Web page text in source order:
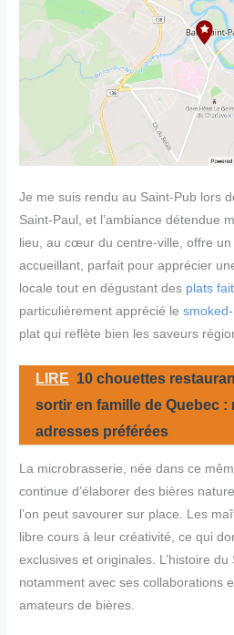
Je me suis rendu au Saint-Pub lors
Saint-Paul, et l’ambiance détendue
lieu, au cœur du centre-ville, offre
accueillant, parfait pour apprécier
locale tout en dégustant des plats
particulièrement apprécié le
plat qui reflète bien les saveurs
LIRE 10 chouettes
sortir en famille de Quebec :
adresses préférées
La microbrasserie, née dans ce
continue d’élaborer des bières
l’on peut savourer sur place. Les
libre cours à leur créativité, ce qui
exclusives et originales. L’histoire du
notamment avec ses collaborations
amateurs de bières.